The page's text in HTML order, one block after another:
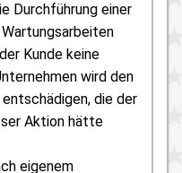
Durchführung einer
Wartungsarbeiten
Kunde keine
wird den
die der
Aktion hätte
eigenem